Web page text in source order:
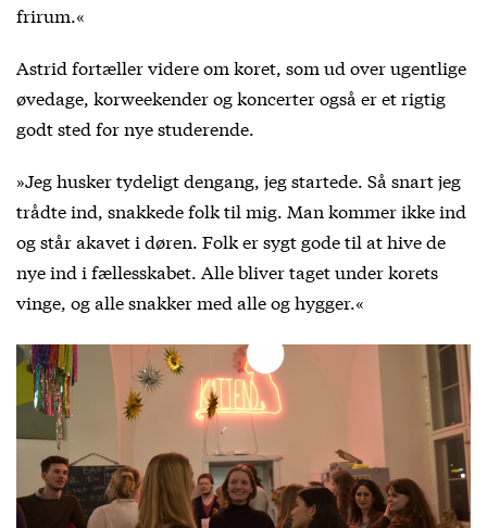
frirum.«
Astrid fortæller videre om koret, som ud over ugentlige
øvedage, korweekender og koncerter også er et rigtig
godt sted for nye studerende.
»Jeg husker tydeligt dengang, jeg startede. Så snart jeg
trådte ind, snakkede folk til mig. Man kommer ikke ind
og står akavet i døren. Folk er sygt gode til at hive de
nye ind i fællesskabet. Alle bliver taget under korets
vinge, og alle snakker med alle og hygger.«